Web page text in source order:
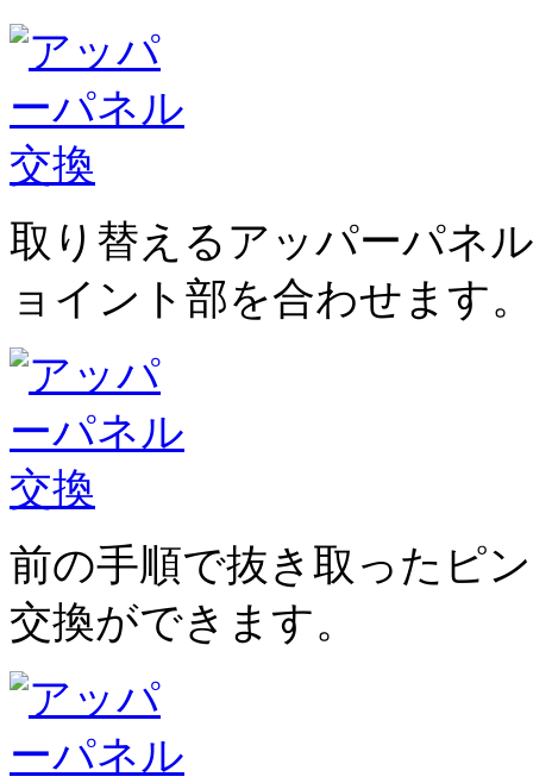
取り替えるアッパーパネ
ョイント部を合わせます。
前の手順で抜き取ったピ
交換ができます。